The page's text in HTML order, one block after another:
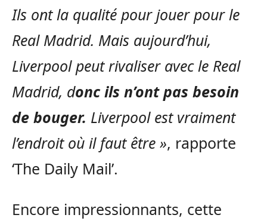
Ils ont la qualité pour jouer pour le
Real Madrid. Mais aujourd’hui,
Liverpool peut rivaliser avec le Real
Madrid, donc ils n’ont pas besoin
de bouger. Liverpool est vraiment
l’endroit où il faut être », rapporte
‘The Daily Mail’.
Encore impressionnants, cette